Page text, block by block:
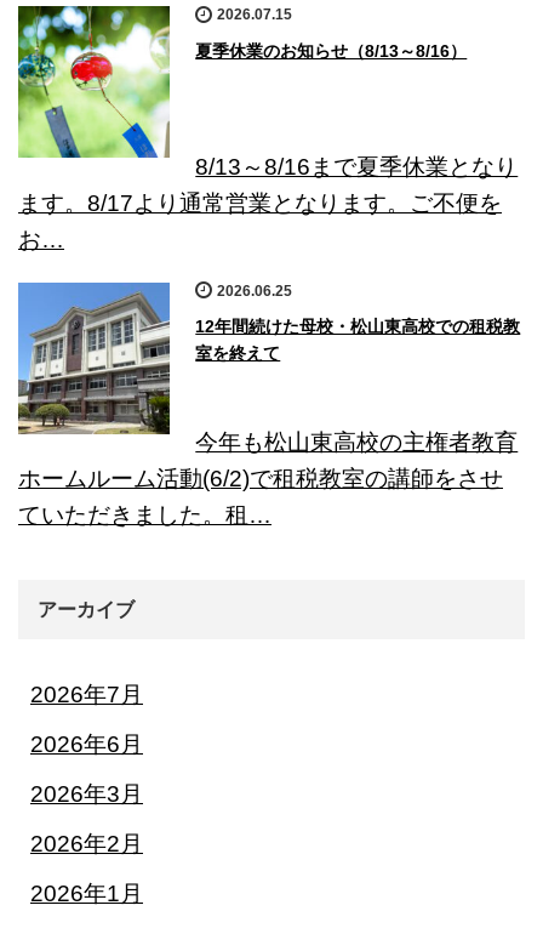
2026.07.15
夏季休業のお知らせ（8/13～8/16）
8/13～8/16まで夏季休業となり
ます。8/17より通常営業となります。ご不便を
お…
2026.06.25
12年間続けた母校・松山東高校での租税教
室を終えて
今年も松山東高校の主権者教育
ホームルーム活動(6/2)で租税教室の講師をさせ
ていただきました。租…
アーカイブ
2026年7月
2026年6月
2026年3月
2026年2月
2026年1月